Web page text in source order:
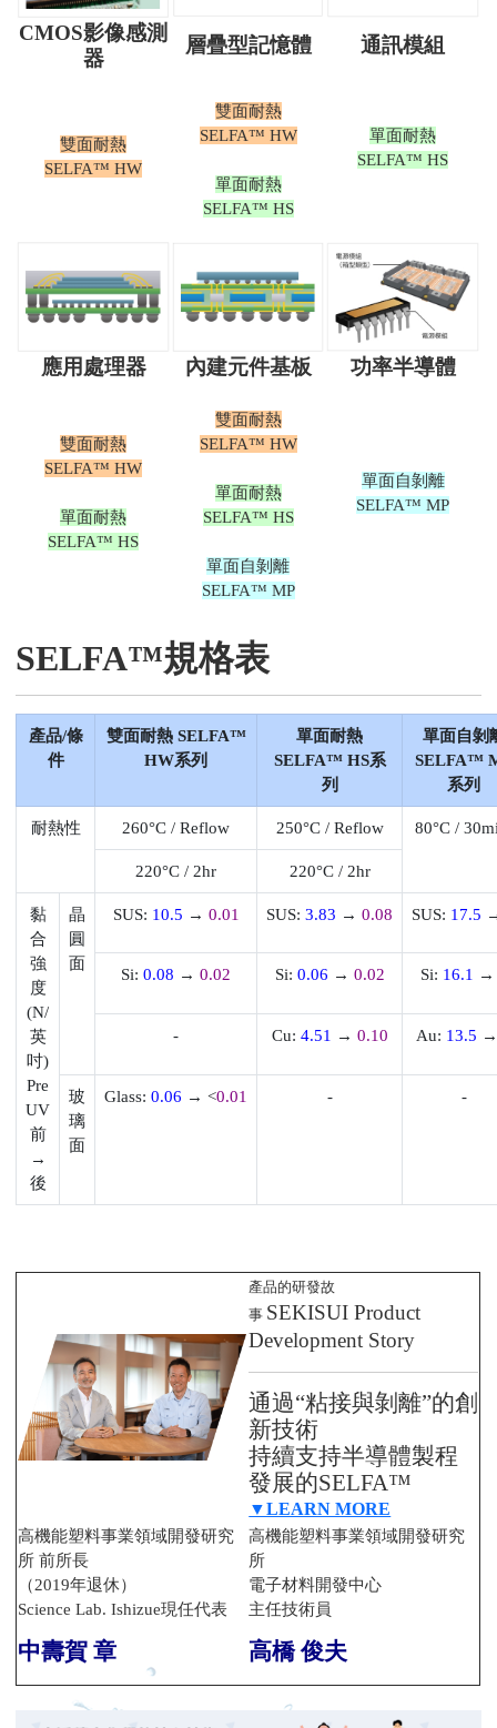
CMOS影像感測
器
層疊型記憶體 通訊模組
雙面耐熱
SELFA™ HW
雙面耐熱
SELFA™ HW
單面耐熱
SELFA™ HS
單面耐熱
SELFA™ HS
應用處理器 內建元件基板 功率半導體
雙面耐熱
SELFA™ HW
單面耐熱
SELFA™ HS
雙面耐熱
SELFA™ HW
單面耐熱
SELFA™ HS
單面自剝離
SELFA™ MP
單面自剝離
SELFA™ MP
SELFA™規格表
產品/條
件
雙面耐熱 SELFA™
HW系列
單面耐熱
SELFA™ HS系
列
單面自剝
SELFA™
系列
耐熱性 260°C / Reflow 250°C / Reflow 80°C /
220°C / 2hr 220°C / 2hr
黏
合
強
度
(N/
英
吋)
Pre
UV
前
→
後
晶
圓
面
SUS: 10.5 → 0.01 SUS:3.83 →0.08 SUS: 17.5
Si:0.08 →0.02 Si: 0.06 → 0.02 Si: 16.1
- Cu: 4.51 → 0.10 Au: 13.5
玻
璃
面
Glass:0.06 →<0.01 - -
產品的研發故
事 SEKISUIProduct
Development Story
通過“粘接與剝離”的創
新技術
持續支持半導體製程
發展的SELFA™
▼LEARN MORE
高機能塑料事業領域開發研究
所 前所長
（2019年退休）
Science Lab. Ishizue現任代表
中壽賀 章
高機能塑料事業領域開發研究
所
電子材料開發中心
主任技術員
高橋 俊夫